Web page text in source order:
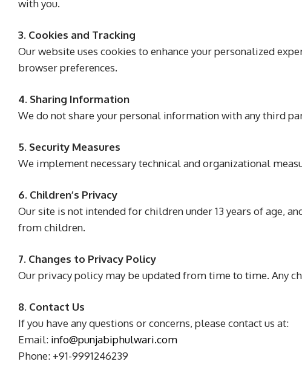
with you.
3. Cookies and Tracking
Our website uses cookies to enhance your personalized
browser preferences.
4. Sharing Information
We do not share your personal information with any third
5. Security Measures
We implement necessary technical and organizational
6. Children’s Privacy
Our site is not intended for children under 13 years of age,
from children.
7. Changes to Privacy Policy
Our privacy policy may be updated from time to time. Any
8. Contact Us
If you have any questions or concerns, please contact us at:
Email: info@punjabiphulwari.com
Phone: +91-9991246239